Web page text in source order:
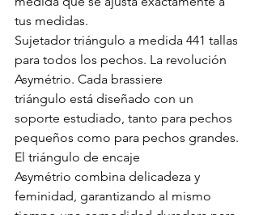
tus medidas.
Sujetador triángulo a medida 441 tallas
para todos los pechos. La revolución
Asymétrio. Cada brassiere
triángulo está diseñado con un
soporte estudiado, tanto para pechos
pequeños como para pechos grandes.
El triángulo de encaje
Asymétrio combina delicadeza y
feminidad, garantizando al mismo